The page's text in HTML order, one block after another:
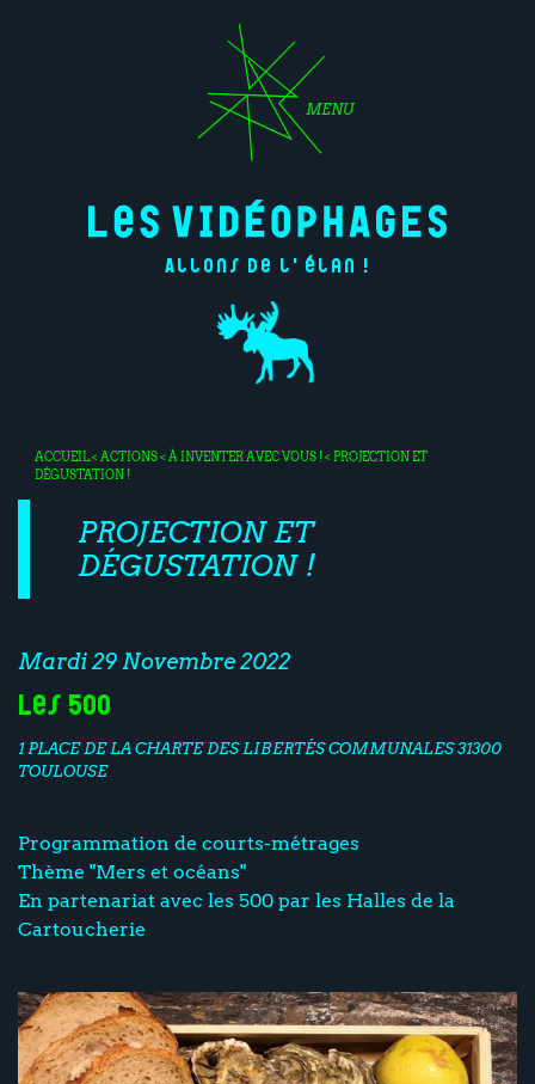
MENU
Allons de l'élan !
ACCUEIL<ACTIONS<À INVENTER AVEC VOUS !< PROJECTION ET
DÉGUSTATION !
PROJECTION ET
DÉGUSTATION !
Mardi 29 Novembre 2022
Les 500
1 PLACE DE LA CHARTE DES LIBERTÉS COMMUNALES 31300
TOULOUSE
Programmation de courts-métrages
Thème "Mers et océans"
En partenariat avec les 500 par les Halles de la
Cartoucherie